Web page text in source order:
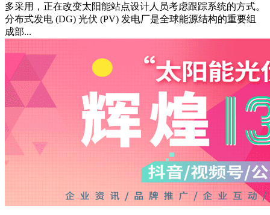
多采用，正在改变太阳能站点设计人员考虑跟踪系统的方式。
分布式发电 (DG) 光伏 (PV) 发电厂是全球能源结构的重要组
成部...